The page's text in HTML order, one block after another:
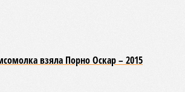
взяла Порно Оскар – 2015